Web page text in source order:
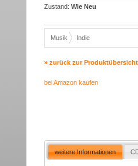
Zustand: Wie Neu
Musik Indie
» zurück zur Produktübersicht
bei Amazon kaufen
weitere Informationen